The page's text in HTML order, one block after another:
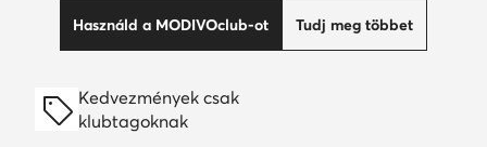
Használd a MODIVOclub-ot Tudj meg többet
Kedvezmények csak
klubtagoknak